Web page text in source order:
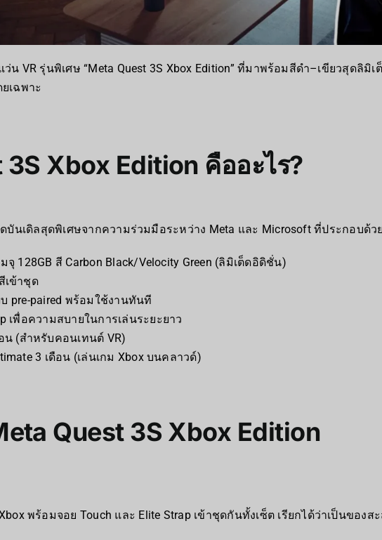
น VR รุ่นพิเศษ “Meta Quest 3S Xbox Edition” ที่มาพร้อมสีดำ–เขียวสุดลิ
เฉพาะ
Xbox Edition คืออะไร?
ดบันเดิลสุดพิเศษจากความร่วมมือระหว่าง Meta และ Microsoft ที่ประกอบด้ว
จุ 128GB สี Carbon Black/Velocity Green (ลิมิเต็ดอิดิชั่น)
เข้าชุด
pre-paired พร้อมใช้งานทันที
เพื่อความสบายในการเล่นระยะยาว
น (สำหรับคอนเทนต์ VR)
3 เดือน (เล่นเกม Xbox บนคลาวด์)
Quest 3S Xbox Edition
พร้อมจอย Touch และ Elite Strap เข้าชุดกันทั้งเซ็ต เรียกได้ว่าเป็นของ